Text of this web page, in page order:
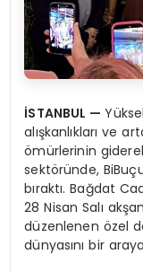
İSTANBUL —
alışkanlıkları ve
ömürlerinin
sektöründe,
bıraktı. Bağdat
28 Nisan Salı
düzenlenen özel
dünyasını bir